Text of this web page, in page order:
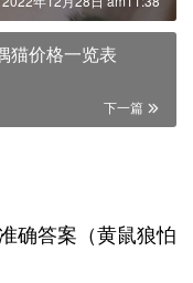
猫价格一览表
下一篇
确答案（黄鼠狼怕